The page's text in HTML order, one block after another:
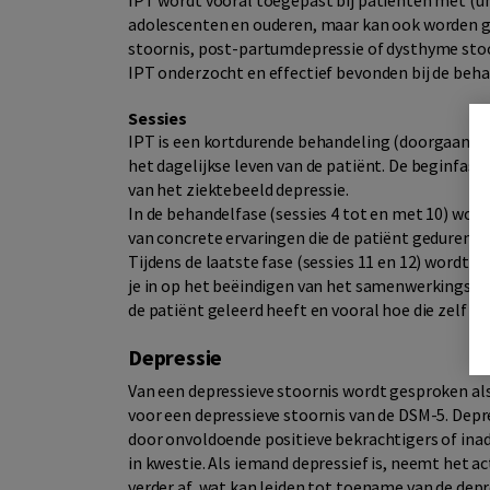
adolescenten en ouderen, maar kan ook
stoornis, post-partumdepressie of dysthyme
IPT onderzocht en effectief bevonden bij de
Sessies
IPT is een kortdurende behandeling (doorgaans
het dagelijkse leven van de patiënt. De
van het ziektebeeld depressie.
In de behandelfase (sessies 4 tot en met 10)
van concrete ervaringen die de patiënt
Tijdens de laatste fase (sessies 11 en 12) wordt
je in op het beëindigen van het
de patiënt geleerd heeft en vooral hoe die zelf
Depressie
Van een depressieve stoornis wordt gesproken
voor een depressieve stoornis van de DSM-5.
door onvoldoende positieve bekrachtigers of
in kwestie. Als iemand depressief is, neemt het